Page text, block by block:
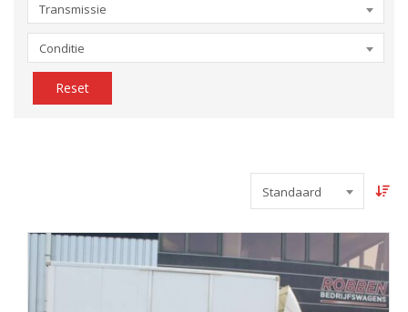
Transmissie
Conditie
Reset
Standaard